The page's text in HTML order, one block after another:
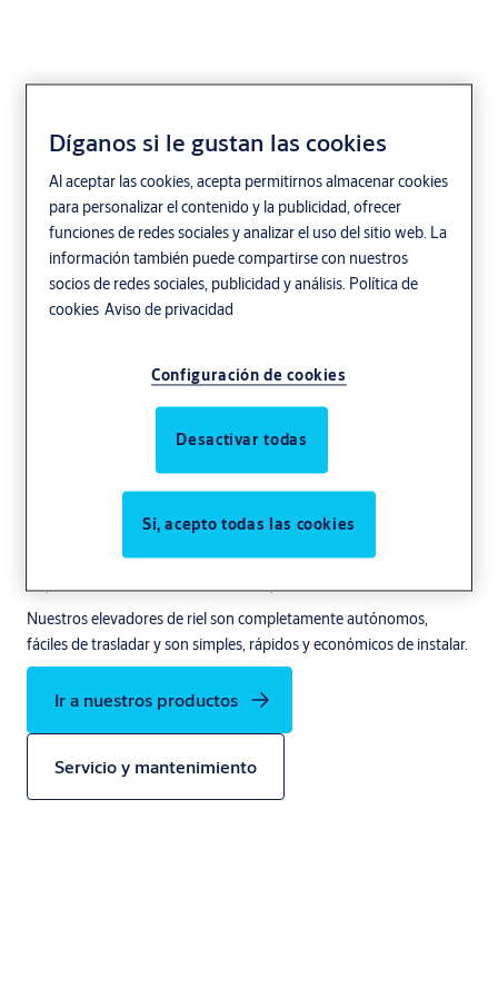
Elevador de Riel
ASSA ABLOY
Los Elevador de Riel son una solución de carga eficiente cuando se
Nuestros elevadores de riel son completamente autónomos,
fáciles de trasladar y son simples, rápidos y económicos de instalar.
Ir a nuestros productos
Servicio y mantenimiento
Díganos si le gustan las cookies
Al aceptar las cookies, acepta permitirnos almacenar cookies
para personalizar el contenido y la publicidad, ofrecer
funciones de redes sociales y analizar el uso del sitio web. La
información también puede compartirse con nuestros
socios de redes sociales, publicidad y análisis. Política de
cookies Aviso de privacidad
Configuración de cookies
Desactivar todas
Sí, acepto todas las cookies